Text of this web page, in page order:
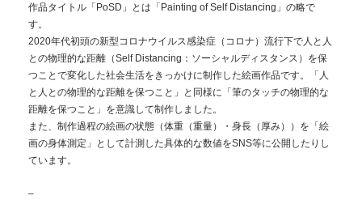
作品タイトル「PoSD」とは「Painting of Self Distancing」の略で
す。
2020年代初頭の新型コロナウイルス感染症（コロナ）流行下で人と人
との物理的な距離（Self Distancing：ソーシャルディスタンス）を保
つことで変化した社会生活をきっかけに制作した絵画作品です。「人
と人との物理的な距離を保つこと」と同様に「筆のタッチの物理的な
距離を保つこと」を意識して制作しました。
また、制作過程の絵画の状態（体重（重量）・身長（厚み））を「絵
画の身体測定」として計測した具体的な数値をSNS等に公開したりし
ています。
–